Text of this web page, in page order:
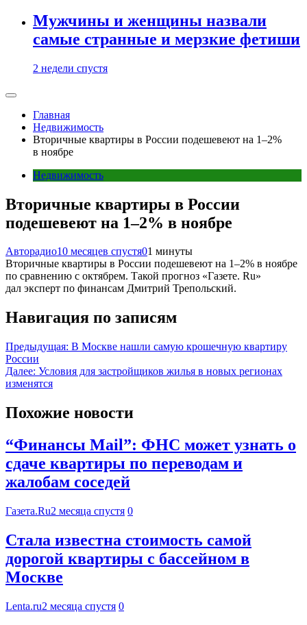
Мужчины и женщины назвали
самые странные и мерзкие фетиши
2 недели спустя
Главная
Недвижимость
Вторичные квартиры в России подешевеют на 1–2%
в ноябре
Недвижимость
Вторичные квартиры в России
подешевеют на 1–2% в ноябре
Авторадио10 месяцев спустя01 минуты
Вторичные квартиры в России подешевеют на 1–2% в ноябре
по сравнению с октябрем. Такой прогноз «Газете. Ru»
дал эксперт по финансам Дмитрий Трепольский.
Навигация по записям
Предыдущая: В Москве нашли самую крошечную квартиру
России
Далее: Условия для застройщиков жилья в новых регионах
изменятся
Похожие новости
“Финансы Mail”: ФНС может узнать о
сдаче квартиры по переводам и
жалобам соседей
Газета.Ru2 месяца спустя 0
Стала известна стоимость самой
дорогой квартиры с бассейном в
Москве
Lenta.ru2 месяца спустя 0